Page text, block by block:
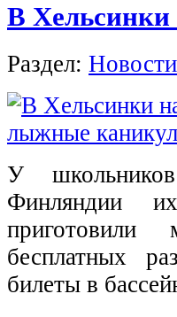
В
Раздел:
У
Финляндии
бесплатных
билеты в